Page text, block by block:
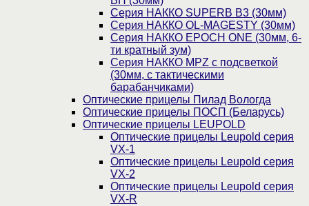
Серия НАККО SUPERB B3 (30мм)
Серия НАККО OL-MAGESTY (30мм)
Серия НАККО EPOCH ONE (30мм, 6-
ти кратный зум)
Серия НАККО MPZ с подсветкой
(30мм, c тактическими
барабанчиками)
Оптические прицелы Пилад Вологда
Оптические прицелы ПОСП (Беларусь)
Оптические прицелы LEUPOLD
Оптические прицелы Leupold серия
VX-1
Оптические прицелы Leupold серия
VX-2
Оптические прицелы Leupold серия
VX-R